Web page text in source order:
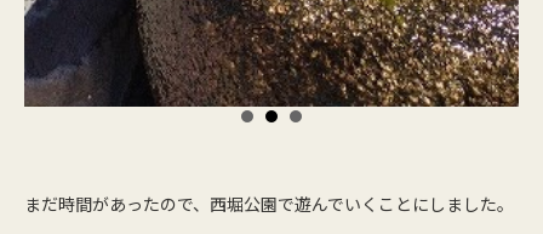
まだ時間があったので、西堀公園で遊んでいくことにしました。